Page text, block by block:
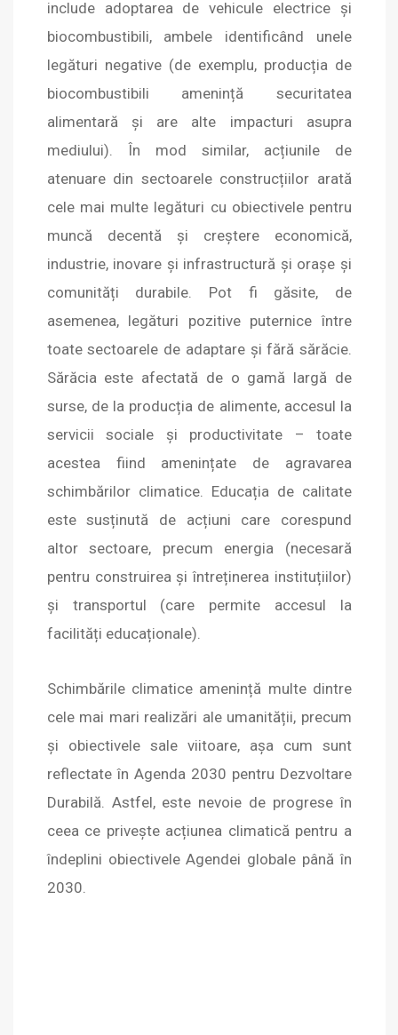
include adoptarea de vehicule electrice și
biocombustibili, ambele identificând unele
legături negative (de exemplu, producția de
biocombustibili amenință securitatea
alimentară și are alte impacturi asupra
mediului). În mod similar, acțiunile de
atenuare din sectoarele construcțiilor arată
cele mai multe legături cu obiectivele pentru
muncă decentă și creștere economică,
industrie, inovare și infrastructură și orașe și
comunități durabile. Pot fi găsite, de
asemenea, legături pozitive puternice între
toate sectoarele de adaptare și fără sărăcie.
Sărăcia este afectată de o gamă largă de
surse, de la producția de alimente, accesul la
servicii sociale și productivitate – toate
acestea fiind amenințate de agravarea
schimbărilor climatice. Educația de calitate
este susținută de acțiuni care corespund
altor sectoare, precum energia (necesară
pentru construirea și întreținerea instituțiilor)
și transportul (care permite accesul la
facilități educaționale).
Schimbările climatice amenință multe dintre
cele mai mari realizări ale umanității, precum
și obiectivele sale viitoare, așa cum sunt
reflectate în Agenda 2030 pentru Dezvoltare
Durabilă. Astfel, este nevoie de progrese în
ceea ce privește acțiunea climatică pentru a
îndeplini obiectivele Agendei globale până în
2030.